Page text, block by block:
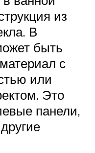
из
В
быть
с
или
Это
панели,